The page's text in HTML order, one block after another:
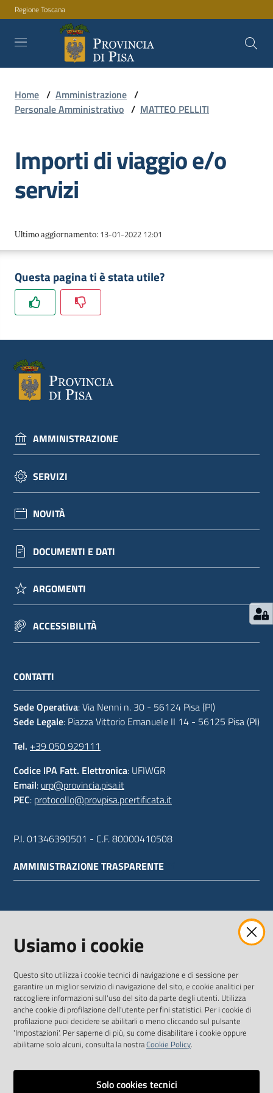
Vai al contenuto
Vai alla navigazione
Vai al footer
Regione Toscana
Amministrazione
Servizi
Novità
Documenti
dati
Argomenti
su
Home / Amministrazione /
Personale Amministrativo / MATTEO PELLITI
Importi di viaggio e/o
servizi
Ultimo aggiornamento: 13-01-2022 12:01
Questa pagina ti è stata utile?
AMMINISTRAZIONE
SERVIZI
NOVITÀ
DOCUMENTI E DATI
ARGOMENTI
ACCESSIBILITÀ
CONTATTI
Sede Operativa: Via Nenni n. 30 - 56124 Pisa (PI)
Sede Legale: Piazza Vittorio Emanuele II 14 - 56125 Pisa (PI)
Tel. +39 050 929111
Codice IPA Fatt. Elettronica: UFIWGR
Email: urp@provincia.pisa.it
PEC: protocollo@provpisa.pcertificata.it
P.I. 01346390501 - C.F. 80000410508
AMMINISTRAZIONE TRASPARENTE
SEGUICI SU
TwitterFacebookYoutube
Usiamo i cookie
Questo sito utilizza i cookie tecnici di navigazione e di sessione per
garantire un miglior servizio di navigazione del sito, e cookie analitici per
raccogliere informazioni sull'uso del sito da parte degli utenti. Utilizza
anche cookie di profilazione dell'utente per fini statistici. Per i cookie di
profilazione puoi decidere se abilitarli o meno cliccando sul pulsante
'Impostazioni'. Per saperne di più, su come disabilitare i cookie oppure
abilitarne solo alcuni, consulta la nostraCookie Policy.
Solo cookies tecnici